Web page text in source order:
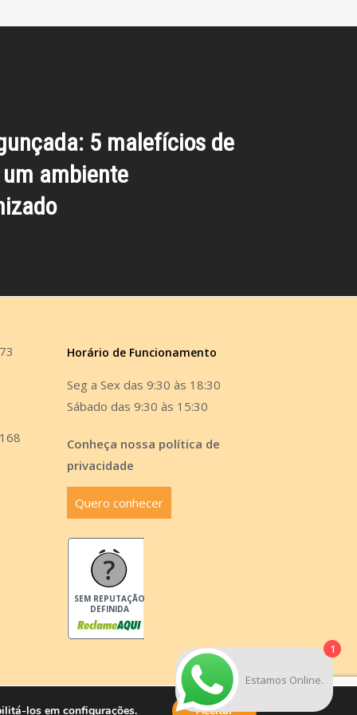
5 malefícios de
ambiente
Horário de Funcionamento
Seg a Sex das 9:30 às 18:30
Sábado das 9:30 às 15:30
Conheça nossa política de
privacidade
Quero conhecer
SEM REPUTAÇÃO
DEFINIDA
los em configurações. Aceitar
1
Estamos Online.